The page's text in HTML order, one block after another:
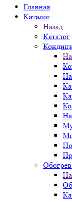
Главная
Каталог
Назад
Каталог